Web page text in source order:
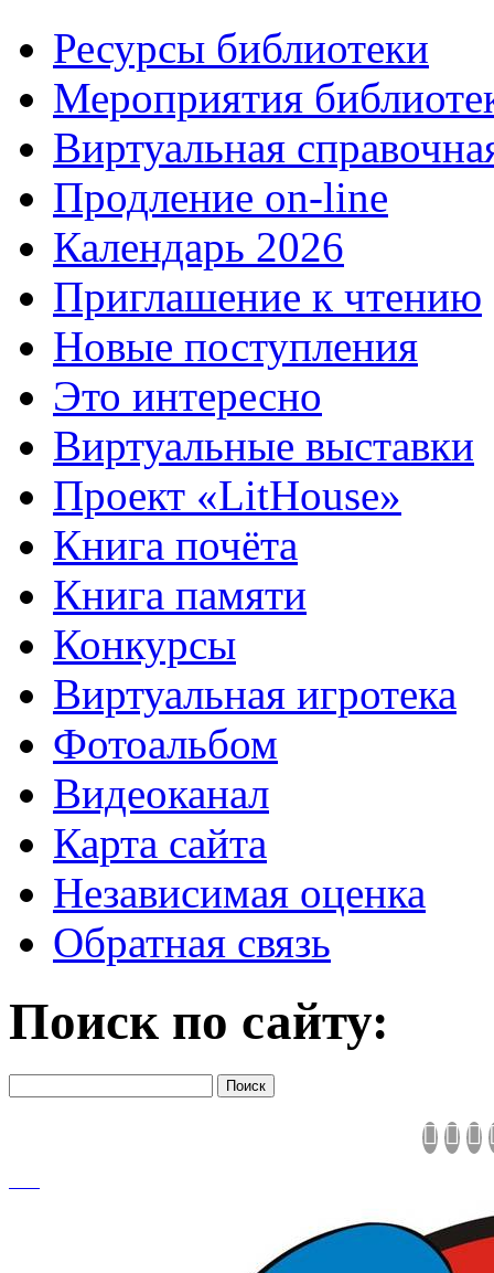
Ресурсы библиотеки
Мероприятия
Виртуальная
Продление on-line
Календарь 2026
Приглашение к чтению
Новые поступления
Это интересно
Виртуальные выставки
Проект «LitHouse»
Книга почёта
Книга памяти
Конкурсы
Виртуальная игротека
Фотоальбом
Видеоканал
Карта сайта
Независимая оценка
Обратная связь
Поиск по сайту: